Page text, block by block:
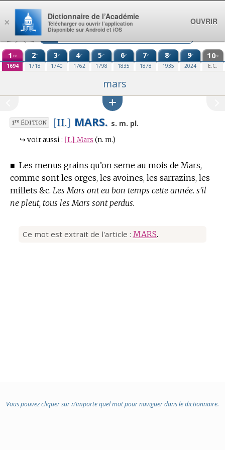
Aller au contenu
1 re
1694
2e
1718
3e
1740
4e
1762
5e
1798
6e
1835
7e
1878
8e
1935
9e
2024
10e
E.C.
mars
1reÉDITION [II.] MARS. s. m. pl.
↪ voir aussi : [I.] Mars (n. m.)
■ Les menus grains qu’on seme au mois de Mars,
comme sont les orges, les avoines, les sarrazins, les
millets &c. Les Mars ont eu bon temps cette année. s’il
ne pleut, tous les Mars sont perdus.
Ce mot est extrait de l'article : MARS.
Vous pouvez cliquer sur n’importe quel mot pour naviguer dans le dictionnaire.
×
Dictionnaire de l’Académie
Télécharger ou ouvrir l’application
Disponible sur Android et iOS
OUVRIR